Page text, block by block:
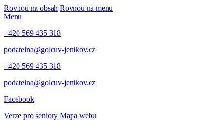
Rovnou na obsah Rovnou na menu
Menu
+420 569 435 318
podatelna@golcuv-jenikov.cz
+420 569 435 318
podatelna@golcuv-jenikov.cz
Facebook
Verze pro seniory Mapa webu